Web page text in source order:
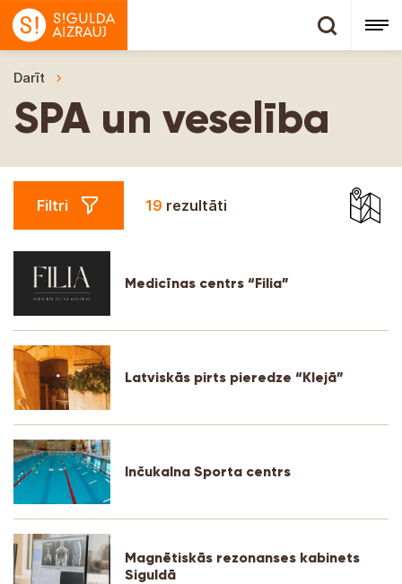
Darīt
SPA un veselība
Filtri 19 rezultāti
Medicīnas centrs “Filia”
Latviskās pirts pieredze “Klejā”
Inčukalna Sporta centrs
Magnētiskās rezonanses kabinets
Siguldā